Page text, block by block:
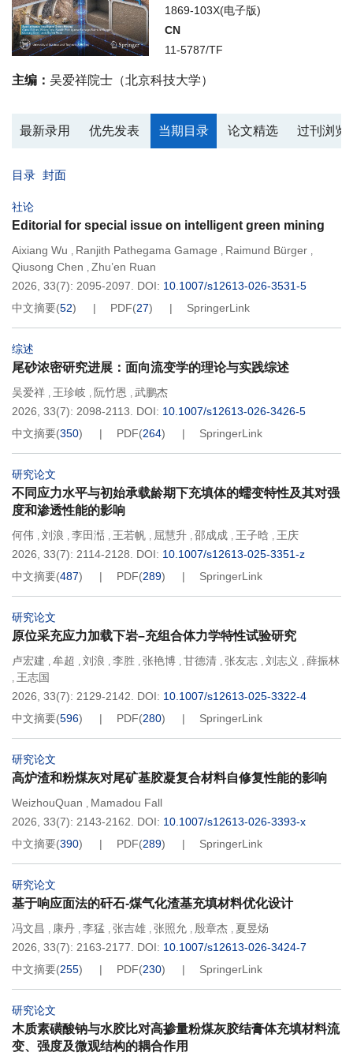
1869-103X(电子版)
CN
11-5787/TF
主编： 吴爱祥院士（北京科技大学）
最新录用 优先发表 当期目录 论文精选 过刊浏览
目录 封面
社论
Editorial for special issue on intelligent green mining
Aixiang Wu , Ranjith Pathegama Gamage , Raimund Bürger ,
Qiusong Chen , Zhu’en Ruan
2026, 33(7): 2095-2097. DOI: 10.1007/s12613-026-3531-5
中文摘要(52) PDF(27) SpringerLink
综述
尾砂浓密研究进展：面向流变学的理论与实践综述
吴爱祥 , 王珍岐 , 阮竹恩 , 武鹏杰
2026, 33(7): 2098-2113. DOI: 10.1007/s12613-026-3426-5
中文摘要(350) PDF(264) SpringerLink
研究论文
不同应力水平与初始承载龄期下充填体的蠕变特性及其对强
度和渗透性能的影响
何伟 , 刘浪 , 李田湉 , 王若帆 , 屈慧升 , 邵成成 , 王子晗 , 王庆
2026, 33(7): 2114-2128. DOI: 10.1007/s12613-025-3351-z
中文摘要(487) PDF(289) SpringerLink
研究论文
原位采充应力加载下岩–充组合体力学特性试验研究
卢宏建 , 牟超 , 刘浪 , 李胜 , 张艳博 , 甘德清 , 张友志 , 刘志义 , 薛振林
, 王志国
2026, 33(7): 2129-2142. DOI: 10.1007/s12613-025-3322-4
中文摘要(596) PDF(280) SpringerLink
研究论文
高炉渣和粉煤灰对尾矿基胶凝复合材料自修复性能的影响
WeizhouQuan , Mamadou Fall
2026, 33(7): 2143-2162. DOI: 10.1007/s12613-026-3393-x
中文摘要(390) PDF(289) SpringerLink
研究论文
基于响应面法的矸石-煤气化渣基充填材料优化设计
冯文昌 , 康丹 , 李猛 , 张吉雄 , 张照允 , 殷章杰 , 夏昱炀
2026, 33(7): 2163-2177. DOI: 10.1007/s12613-026-3424-7
中文摘要(255) PDF(230) SpringerLink
研究论文
木质素磺酸钠与水胶比对高掺量粉煤灰胶结膏体充填材料流
变、强度及微观结构的耦合作用